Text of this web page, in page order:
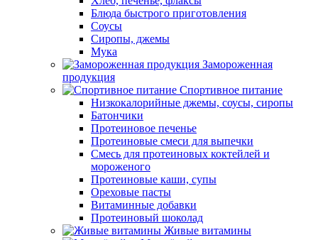
Блюда быстрого приготовления
Соусы
Сиропы, джемы
Мука
Замороженная
продукция
Спортивное питание
Низкокалорийные джемы, соусы, сиропы
Батончики
Протеиновое печенье
Протеиновые смеси для выпечки
Смесь для протеиновых коктейлей и
мороженого
Протеиновые каши, супы
Ореховые пасты
Витаминные добавки
Протеиновый шоколад
Живые витамины